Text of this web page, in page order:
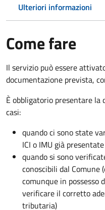
Ulteriori informazioni
Come fare
Il servizio può essere
documentazione prevista,
È obbligatorio presentare la
casi:
quando ci sono state
ICI o IMU già presentate
quando si sono
conoscibili dal Comune
comunque in possesso
verificare il corretto
tributaria)